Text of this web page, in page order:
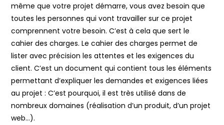
même que votre projet démarre, vous avez besoin que
toutes les personnes qui vont travailler sur ce projet
comprennent votre besoin. C’est à cela que sert le
cahier des charges. Le cahier des charges permet de
lister avec précision les attentes et les exigences du
client. C’est un document qui contient tous les éléments
permettant d’expliquer les demandes et exigences liées
au projet : C’est pourquoi, il est très utilisé dans de
nombreux domaines (réalisation d’un produit, d’un projet
web…).